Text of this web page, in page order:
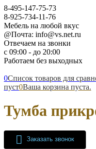
8-495-147-75-73
8-925-734-11-76
Мебель на любой вкус
@Почта: info@vs.net.ru
Отвечаем на звонки
с 09:00 - до 20:00
Работаем без выходных
0Список товаров для
пуст0Ваша корзина пуста.
Тумба
Заказать звонок